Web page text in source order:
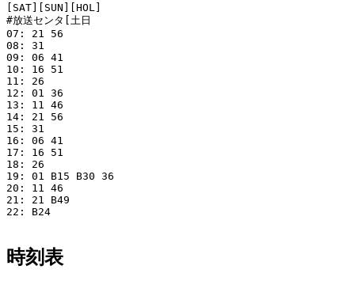
[SAT][SUN][HOL]
#放送センタ[土日
07: 21 56
08: 31
09: 06 41
10: 16 51
11: 26
12: 01 36
13: 11 46
14: 21 56
15: 31
16: 06 41
17: 16 51
18: 26
19: 01 B15 B30 36
20: 11 46
21: 21 B49
22: B24
時刻表